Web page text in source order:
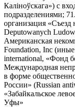
Калiноўскага») с
подразделениями;
организация «Съезд
Deputowanych
Американская
Foundation, Inc
international, «Фонд
Международная
в форме
России» (Russian
«Забайкальское
Уфы»